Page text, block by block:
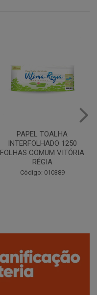
CAFÉ TORRADO E MOÍDO
CLÁSSICO ALMOFADA 250G
SANTA CLARA
Código: 042389